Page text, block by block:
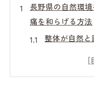
長野県の自然環
痛を和らげる方法
整体が自然
自然環境が